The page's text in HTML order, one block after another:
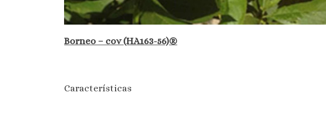
Borneo – cov (HA163-56)®
Características